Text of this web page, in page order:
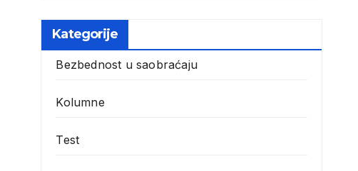
Kategorije
Bezbednost u saobraćaju
Kolumne
Test